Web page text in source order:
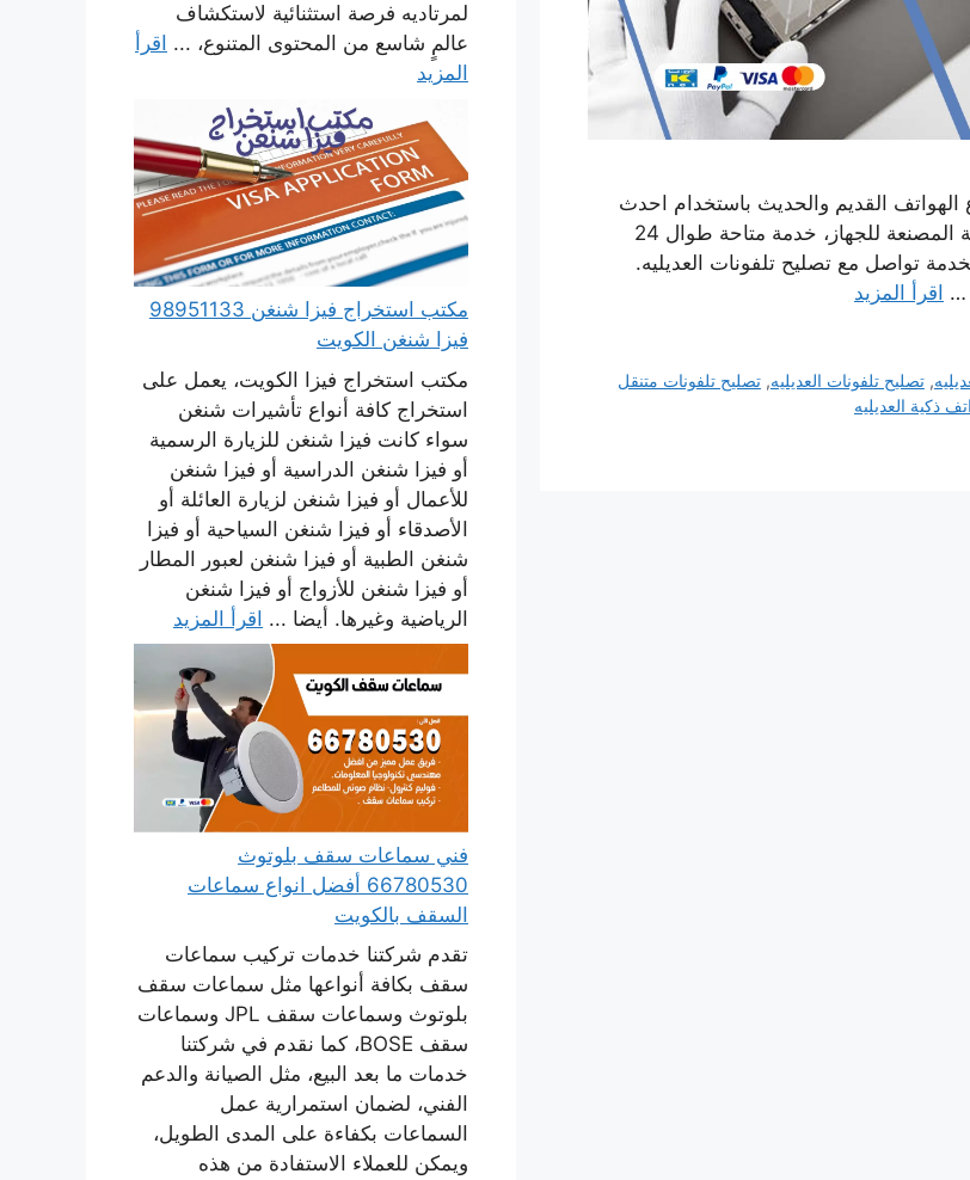
الهواتف القديم والحديث باستخدام احدث
تكنولوجيا اصلاح الاعطال مع توافر قطع غيار اصلية من الشركة المصنعة للجهاز، خدمة متاحة طوال 24
تواصل مع تصليح تلفونات العديليه.
… اقرأ المزيد
,تصليح تلفونات العديليه,تصليح تلفونات متنقل
ذكية العديليه
لمرتاديه فرصة استثنائية لاستكشاف
عالمٍ شاسع من المحتوى المتنوع، ... اقرأ
المزيد
مكتب استخراج فيزا شنغن 98951133
فيزا شنغن الكويت
مكتب استخراج فيزا الكويت، يعمل على
استخراج كافة أنواع تأشيرات شنغن
سواء كانت فيزا شنغن للزيارة الرسمية
أو فيزا شنغن الدراسية أو فيزا شنغن
للأعمال أو فيزا شنغن لزيارة العائلة أو
الأصدقاء أو فيزا شنغن السياحية أو فيزا
شنغن الطبية أو فيزا شنغن لعبور المطار
أو فيزا شنغن للأزواج أو فيزا شنغن
الرياضية وغيرها. أيضا ... اقرأ المزيد
فني سماعات سقف بلوتوث
66780530 أفضل انواع سماعات
السقف بالكويت
تقدم شركتنا خدمات تركيب سماعات
سقف بكافة أنواعها مثل سماعات سقف
بلوتوث وسماعات سقف JPL وسماعات
سقف BOSE، كما نقدم في شركتنا
خدمات ما بعد البيع، مثل الصيانة والدعم
الفني، لضمان استمرارية عمل
السماعات بكفاءة على المدى الطويل،
ويمكن للعملاء الاستفادة من هذه